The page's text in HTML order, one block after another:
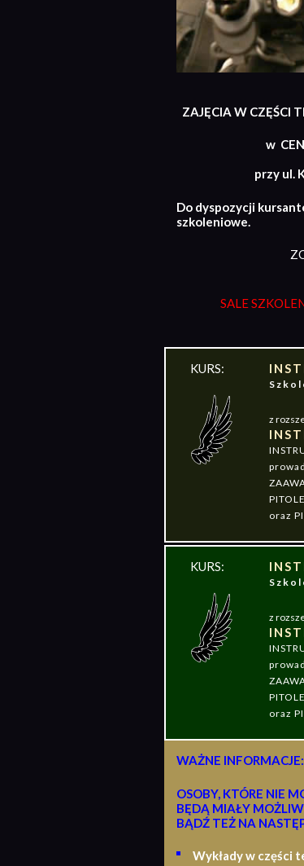
ZAJĘCIA W CZĘŚCI
w
przy ul.
Do dyspozycji
szkoleniowe.
SALE
KURS:
z
oraz
KURS:
z
oraz
WAŻNE INFORMACJE:
OSOBY, KTÓRE NIE
BĘDĄ MIAŁY
BĄDŹ TEŻ NA
Wykłady w części